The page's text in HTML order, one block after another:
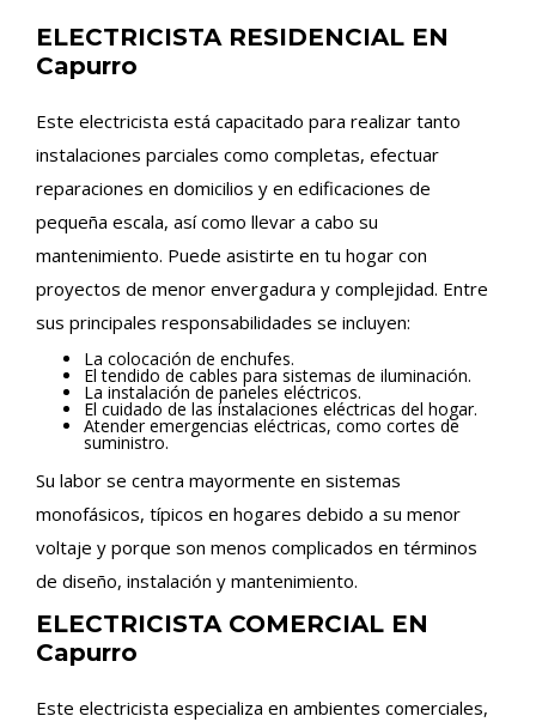
ELECTRICISTA RESIDENCIAL EN
Capurro
Este electricista está capacitado para realizar tanto
instalaciones parciales como completas, efectuar
reparaciones en domicilios y en edificaciones de
pequeña escala, así como llevar a cabo su
mantenimiento. Puede asistirte en tu hogar con
proyectos de menor envergadura y complejidad. Entre
sus principales responsabilidades se incluyen:
La colocación de enchufes.
El tendido de cables para sistemas de iluminación.
La instalación de paneles eléctricos.
El cuidado de las instalaciones eléctricas del hogar.
Atender emergencias eléctricas, como cortes de
suministro.
Su labor se centra mayormente en sistemas
monofásicos, típicos en hogares debido a su menor
voltaje y porque son menos complicados en términos
de diseño, instalación y mantenimiento.
ELECTRICISTA COMERCIAL EN
Capurro
Este electricista especializa en ambientes comerciales,